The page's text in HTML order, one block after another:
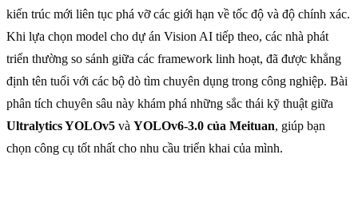
kiến trúc mới liên tục phá vỡ các giới hạn về tốc độ và độ chính xác.
Khi lựa chọn model cho dự án Vision AI tiếp theo, các nhà phát
triển thường so sánh giữa các framework linh hoạt, đã được khẳng
định tên tuổi với các bộ dò tìm chuyên dụng trong công nghiệp. Bài
phân tích chuyên sâu này khám phá những sắc thái kỹ thuật giữa
Ultralytics YOLOv5 và YOLOv6-3.0 của Meituan, giúp bạn
chọn công cụ tốt nhất cho nhu cầu triển khai của mình.